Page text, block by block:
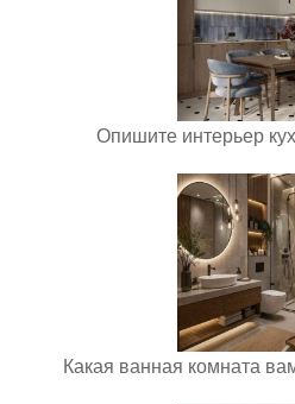
Опишите интерьер
Какая ванная комната